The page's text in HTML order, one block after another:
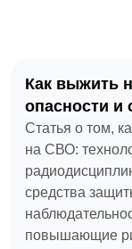
Как выжить
опасности и
Статья о том,
на СВО:
средства
повышающие